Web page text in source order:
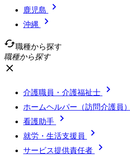
鹿児島 
沖縄

cached職種から探す
職種から探す
close
介護職員・介護福祉士 
ホームヘルパー（訪問介護員）
看護助手 
就労・生活支援員 
サービス提供責任者 